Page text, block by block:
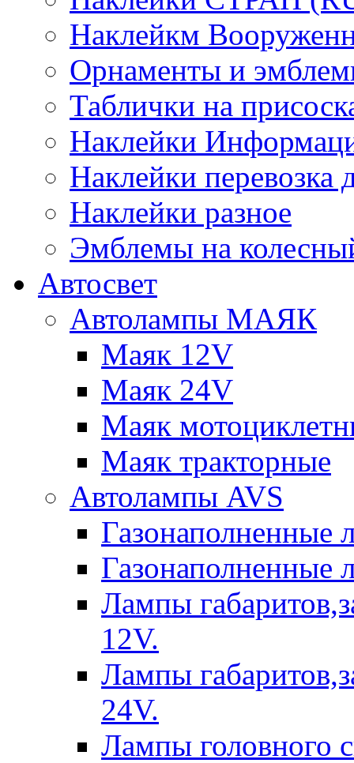
Наклейкм
Орнаменты и
Таблички на
Наклейки
Наклейки перевозка
Наклейки разное
Эмблемы на
Автосвет
Автолампы МАЯК
Маяк 12V
Маяк 24V
Маяк
Маяк тракторные
Автолампы AVS
Газонаполненные
Газонаполненные
Лампы
12V.
Лампы
24V.
Лампы головного